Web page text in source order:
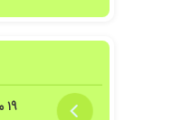
۱۹ مرداد (پس فردا)